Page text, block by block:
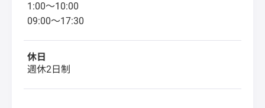
1:00～10:00
09:00～17:30
休日
週休2日制